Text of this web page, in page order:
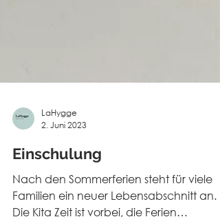
2. Juni 2023
Einschulung
Nach den Sommerferien steht für viele